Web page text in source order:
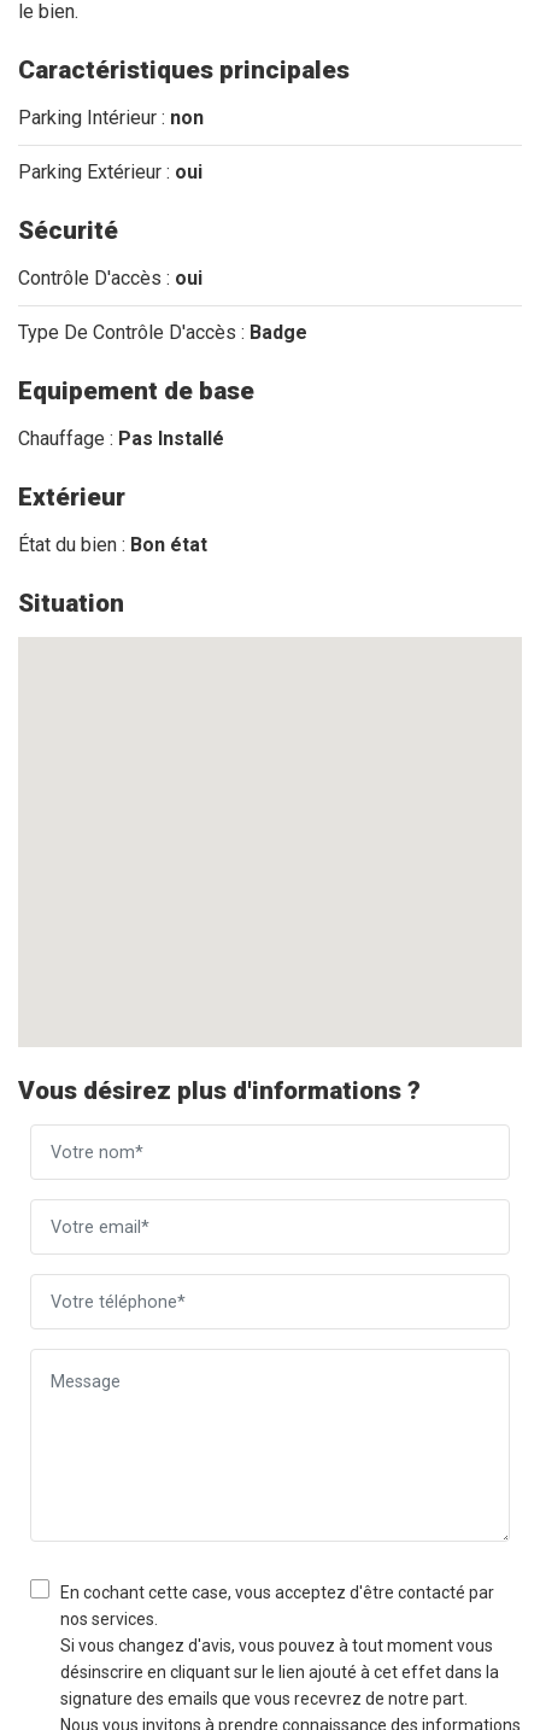
le bien.
Caractéristiques principales
Parking Intérieur : non
Parking Extérieur : oui
Sécurité
Contrôle D'accès : oui
Type De Contrôle D'accès : Badge
Equipement de base
Chauffage : Pas Installé
Extérieur
État du bien : Bon état
Situation
Vous désirez plus d'informations ?
En cochant cette case, vous acceptez d'être contacté par
nos services.
Si vous changez d'avis, vous pouvez à tout moment vous
désinscrire en cliquant sur le lien ajouté à cet effet dans la
signature des emails que vous recevrez de notre part.
Nous vous invitons à prendre connaissance des informations